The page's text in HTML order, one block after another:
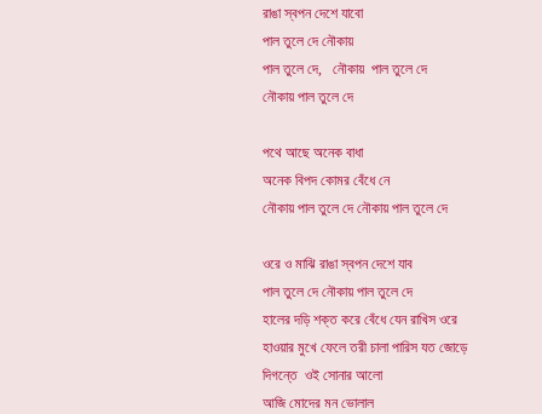
রাঙা স্বপন দেশে যাবো
পাল তুলে দে নৌকায়
পাল তুলে দে, নৌকায় পাল তুলে দে
নৌকায় পাল তুলে দে
পথে আছে অনেক বাধা
অনেক বিপদ কোমর বেঁধে নে
নৌকায় পাল তুলে দে নৌকায় পাল তুলে দে
ওরে ও মাঝি রাঙা স্বপন দেশে যাব
পাল তুলে দে নৌকায় পাল তুলে দে
হালের দড়ি শক্ত করে বেঁধে যেন রাখিস ওরে
হাওয়ার মুখে ফেলে তরী চালা পারিস যত জোড়ে
দিগন্তে ওই সোনার আলো
আজি মোদের মন ভোলাল